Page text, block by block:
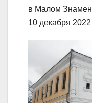
в Малом
10 декабря 2022